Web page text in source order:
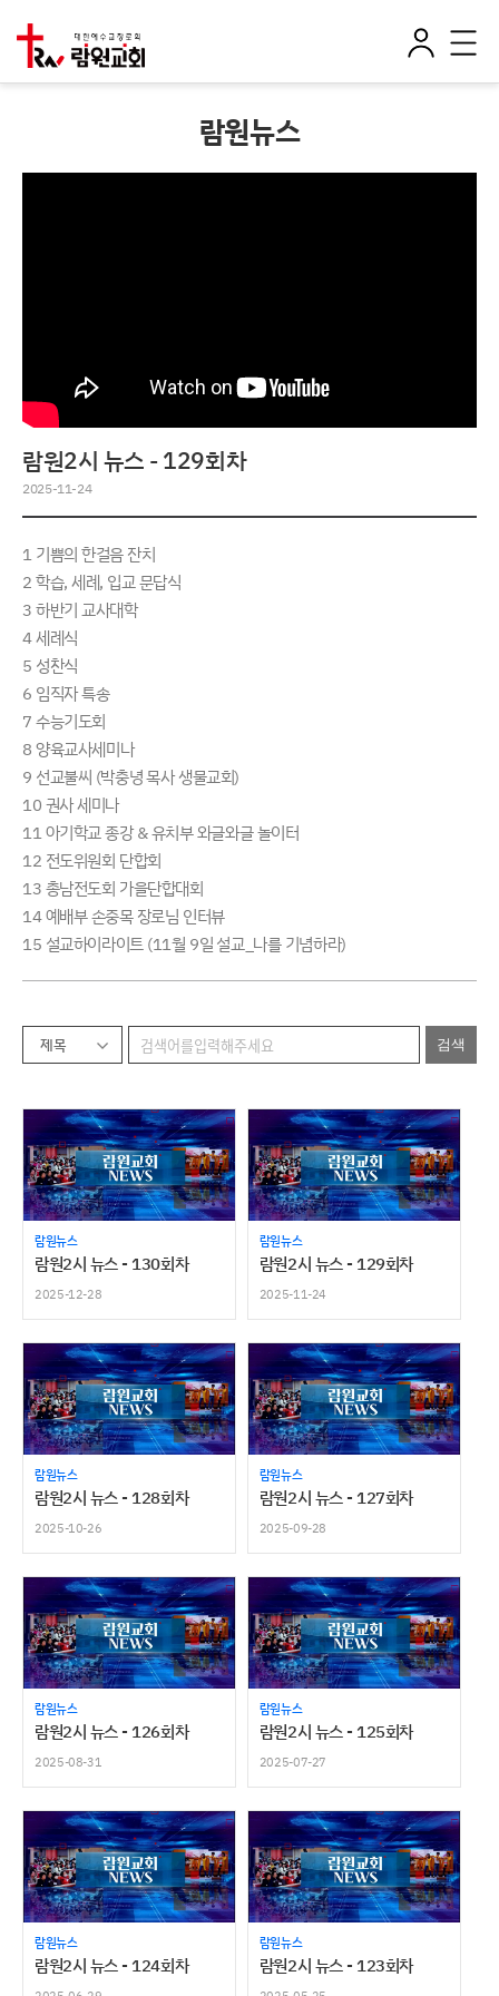
그
전
체
람원뉴스
람원2시 뉴스 - 129회차
2025-11-24
1 기쁨의 한걸음 잔치
2 학습, 세례, 입교 문답식
3 하반기 교사대학
4 세례식
5 성찬식
6 임직자 특송
7 수능기도회
8 양육교사세미나
9 선교불씨 (박충녕 목사 생물교회)
10 권사 세미나
11 아기학교 종강 & 유치부 와글와글 놀이터
12 전도위원회 단합회
13 총남전도회 가을단합대회
14 예배부 손중목 장로님 인터뷰
15 설교하이라이트 (11월 9일 설교_나를 기념하라)
제목
람원뉴스
람원2시 뉴스 - 130회차
2025-12-28
람원뉴스
람원2시 뉴스 - 129회차
2025-11-24
람원뉴스
람원2시 뉴스 - 128회차
2025-10-26
람원뉴스
람원2시 뉴스 - 127회차
2025-09-28
람원뉴스
람원2시 뉴스 - 126회차
2025-08-31
람원뉴스
람원2시 뉴스 - 125회차
2025-07-27
람원뉴스
람원2시 뉴스 - 124회차
람원뉴스
람원2시 뉴스 - 123회차